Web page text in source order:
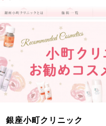
銀座小町クリニック